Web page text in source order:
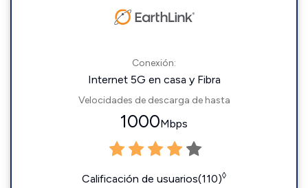
Conexión:
Internet 5G en casa y Fibra
Velocidades de descarga de hasta
1000Mbps
Calificación de usuarios(110)◊